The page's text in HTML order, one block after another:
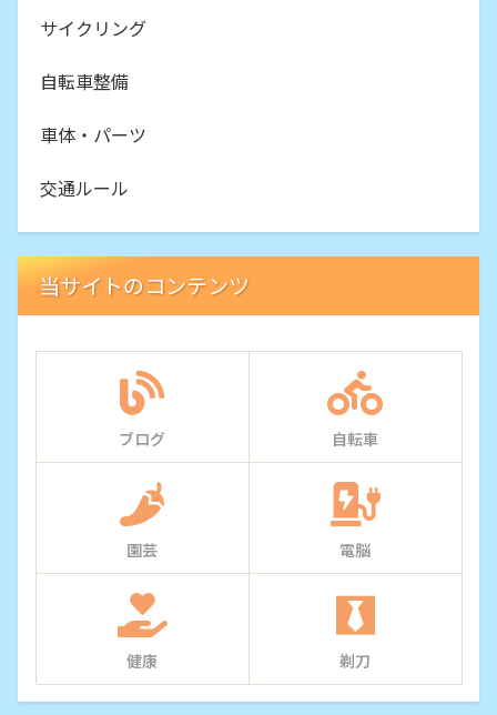
サイクリング
自転車整備
車体・パーツ
交通ルール
当サイトのコンテンツ
ブログ 自転車
園芸 電脳
健康 剃刀